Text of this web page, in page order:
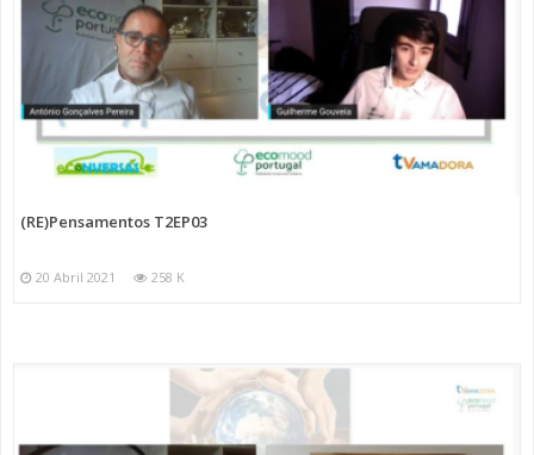
(RE)Pensamentos T2EP03
20 Abril 2021 258 K